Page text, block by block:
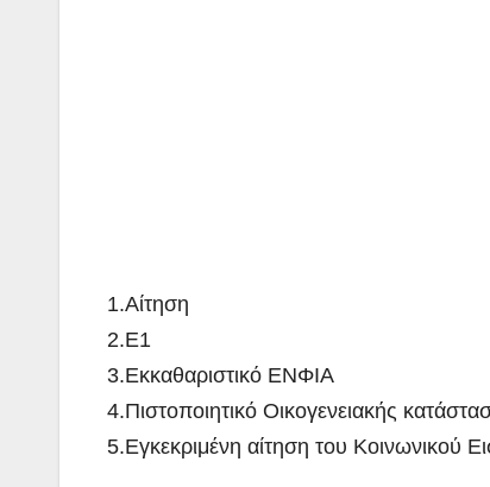
1.Αίτηση
2.Ε1
3.Εκκαθαριστικό ΕΝΦΙΑ
4.Πιστοποιητικό Οικογενειακής
5.Εγκεκριμένη αίτηση του Κοινωνικού